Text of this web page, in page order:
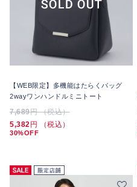
【WEB限定】多機能はたらくバッグ
2wayワンハンドルミニトート
7,689円 （税込）
5,382 円 （税込）
30%OFF